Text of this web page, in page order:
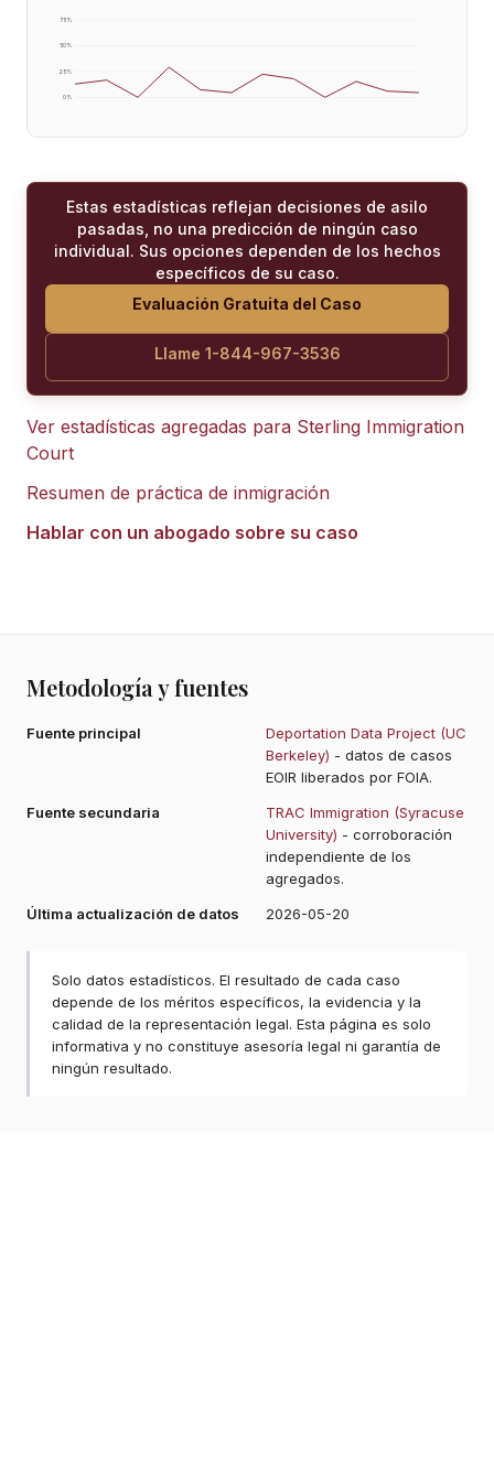
0%
25%
50%
75%
Estas estadísticas reflejan decisiones de asilo
pasadas, no una predicción de ningún caso
individual. Sus opciones dependen de los hechos
específicos de su caso.
Evaluación Gratuita del Caso
Llame 1-844-967-3536
Ver estadísticas agregadas para Sterling Immigration
Court
Resumen de práctica de inmigración
Hablar con un abogado sobre su caso
Metodología y fuentes
Fuente principal
Deportation Data Project (UC
Berkeley) - datos de casos
EOIR liberados por FOIA.
Fuente secundaria
TRAC Immigration (Syracuse
University) - corroboración
independiente de los
agregados.
Última actualización de datos
2026-05-20
Solo datos estadísticos. El resultado de cada caso
depende de los méritos específicos, la evidencia y la
calidad de la representación legal. Esta página es solo
informativa y no constituye asesoría legal ni garantía de
ningún resultado.